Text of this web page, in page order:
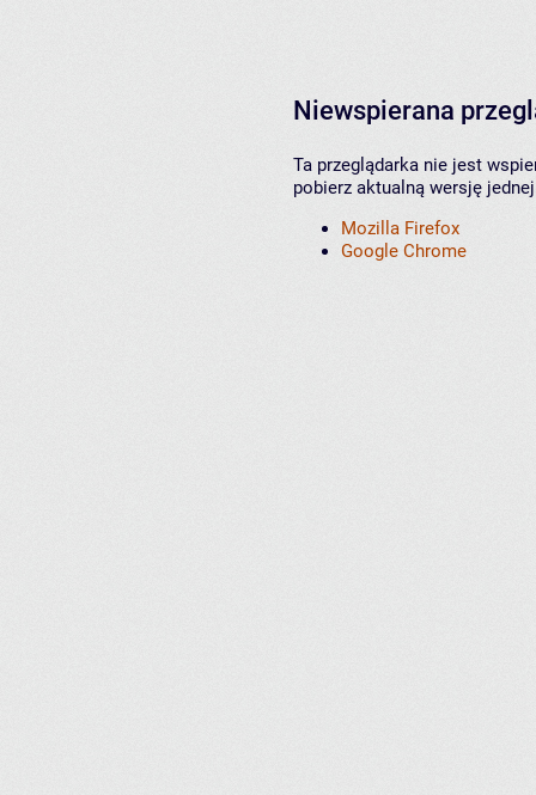
Niewspierana
Ta przeglądarka nie jest
pobierz aktualną wersję
Mozilla Firefox
Google Chrome